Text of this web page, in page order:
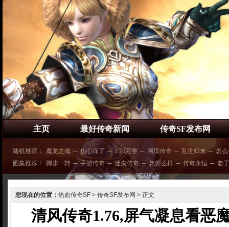
主页 最好传奇新闻 传奇SF发布网
随机推荐： 魔龙之魂 ─ 也心痒了 ─ 1.76完整 ─ 网页传奇 ─ 乱世归来 ─ 怎
图集推荐：
脚步一转 ─ 手游传奇 ─ 迷失传奇 ─ 您怎么样 ─ 传奇永恒 ─ 老
您现在的位置： 热血传奇SF > 传奇SF发布网 > 正文
清风传奇1.76,屏气凝息看恶